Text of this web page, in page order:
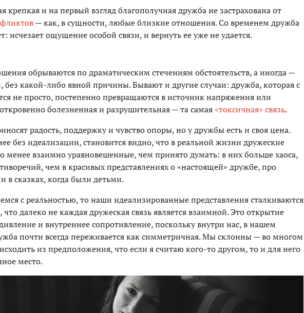
крепкая и на первый взгляд благополучная дружба не застрахована от
— как, в сущности, любые близкие отношения. Со временем дружба
исчезает ощущение особой связи, и вернуть ее уже не удается.
обрываются по драматическим стечениям обстоятельств, а иногда —
без какой-либо явной причины. Бывают и другие случаи: дружба, которая с
не просто, постепенно превращаются в источник напряжения или
болезненная и разрушительная — та самая«токсичная» связь.
радость, поддержку и чувство опоры, но у дружбы есть и своя цена.
без идеализации, становится видно, что в реальной жизни дружеские
менее взаимно уравновешенные, чем принято думать: в них больше хаоса,
чем в красивых представлениях о «настоящей» дружбе, про
в сказках, когда были детьми.
с реальностью, то наши идеализированные представления сталкиваются
что далеко не каждая дружеская связь является взаимной. Это открытие
и внутреннее сопротивление, поскольку внутри нас, в нашем
почти всегда переживается как симметричная. Мы склонны — во многом
из предположения, что если я считаю кого-то другом, то и для него
место.